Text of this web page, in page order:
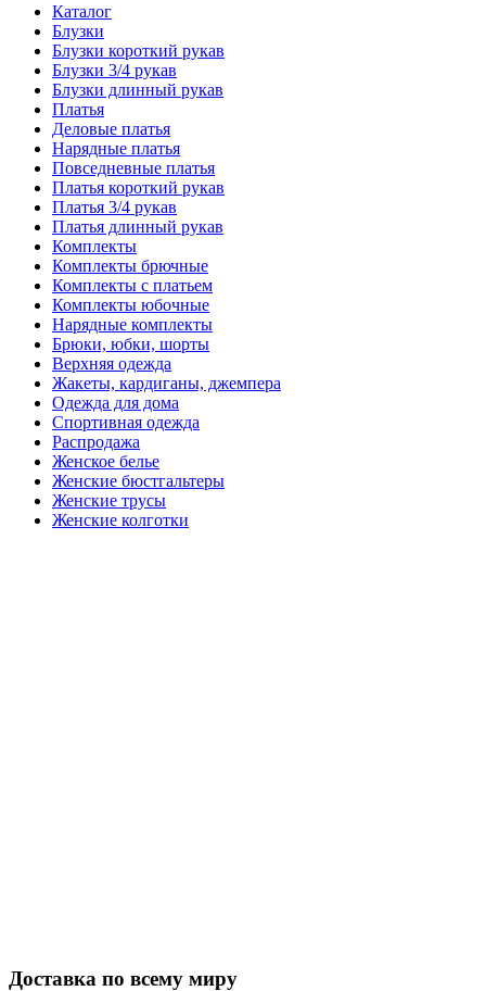
Каталог
Блузки
Блузки короткий рукав
Блузки 3/4 рукав
Блузки длинный рукав
Платья
Деловые платья
Нарядные платья
Повседневные платья
Платья короткий рукав
Платья 3/4 рукав
Платья длинный рукав
Комплекты
Комплекты брючные
Комплекты с платьем
Комплекты юбочные
Нарядные комплекты
Брюки, юбки, шорты
Верхняя одежда
Жакеты, кардиганы, джемпера
Одежда для дома
Спортивная одежда
Распродажа
Женское белье
Женские бюстгальтеры
Женские трусы
Женские колготки
Доставка по всему миру